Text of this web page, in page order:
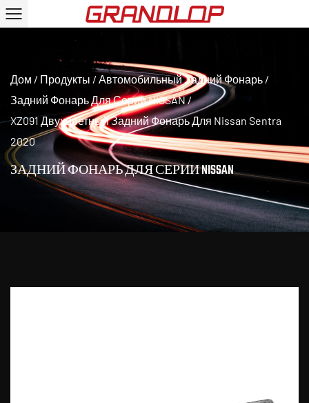
Дом / Продукты / Автомобильный Задний Фонарь /
Задний Фонарь Для Серии NISSAN/
XZ091 Двухцветный Задний Фонарь Для Nissan Sentra
2020
ЗАДНИЙ ФОНАРЬ ДЛЯ СЕРИИ NISSAN